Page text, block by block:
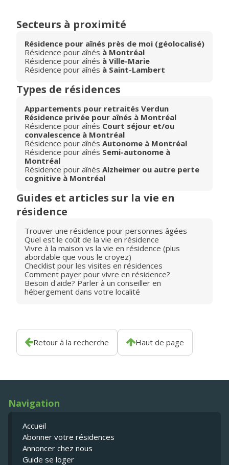
Secteurs à proximité
Résidence pour aînés près de moi (géolocalisé)
Résidence pour aînés à Montréal
Résidence pour aînés à Ville-Marie
Résidence pour aînés à Saint-Lambert
Types de résidences
Appartements pour retraités Verdun
Résidence privée pour aînés à Montréal
Résidence pour aînés Court séjour et/ou
convalescence à Montréal
Résidence pour aînés Autonome à Montréal
Résidence pour aînés Semi-autonome à
Montréal
Résidence pour aînés Alzheimer ou autre perte
cognitive à Montréal
Guides et articles sur la vie en
résidence
Trouver une résidence pour personnes âgées
Quel est le coût de la vie en résidence
Vivre à la maison vs la vie en résidence (plus
abordable que vous le croyez)
Checklist pour les visites en résidences
Comment payer pour vivre en résidence?
Besoin d'aide? Parler à un conseiller en
hébergement dans votre localité
Retour à la recherche Haut de page
Navigation
Accueil
Abonner votre résidences
Annoncer chez nous
Guide se loger